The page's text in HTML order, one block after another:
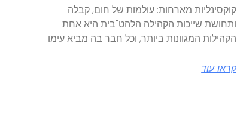
קוקסינליות מארחות: עולמות של חום, קבלה
ותחושת שייכות הקהילה הלהט"בית היא אחת
הקהילות המגוונות ביותר, וכל חבר בה מביא עימו
קראו עוד